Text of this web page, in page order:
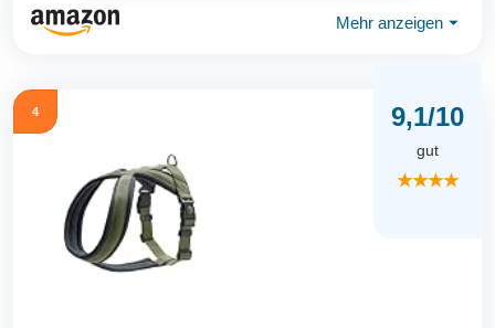
Mehr anzeigen ⏷
4 9,1/10
gut
★★★★